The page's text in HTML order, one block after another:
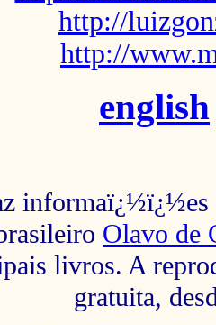
http://
http://
english
informaï¿½ï¿½es
Olavo de
livros. A
gratuita,